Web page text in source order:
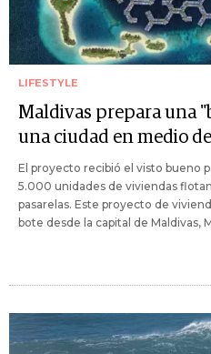
LIFESTYLE
Maldivas prepara una
una ciudad en medio
El proyecto recibió el visto bueno
5.000 unidades de viviendas
pasarelas. Este proyecto de
bote desde la capital de Maldivas,